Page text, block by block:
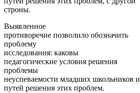
строны.
Выявленное
противоречие позволило обозначить
проблему
исследования: каковы
педагогические условия решения
проблемы
неуспеваемости младших школьников и
путей решения этих проблем.